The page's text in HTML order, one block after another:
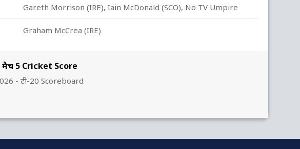
मैच 5 Cricket Score
- टी-20 Scoreboard
Gareth Morrison (IRE), Iain McDonald (SCO), No TV Umpire
Graham McCrea (IRE)